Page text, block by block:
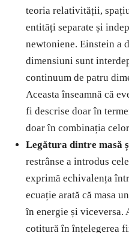
teoria relativității,
entități separate și
newtoniene. Einstein a
dimensiuni sunt
continuum de patru
Aceasta înseamnă că
fi descrise doar în
doar în combinația
Legătura dintre masă
restrânse a introdus
exprimă echivalența
ecuație arată că masa
în energie și viceversa.
cotitură în înțelegerea